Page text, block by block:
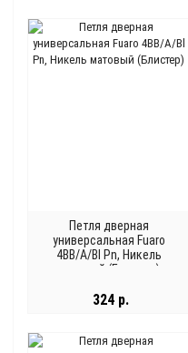
Петля дверная
универсальная Fuaro
4BB/A/Bl Pn, Никель
матовый (Блистер)
324 р.